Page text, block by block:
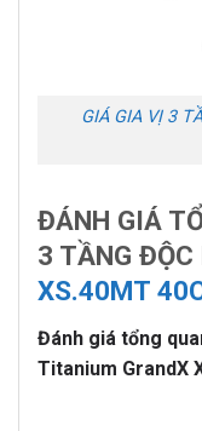
GIÁ GIA VỊ 3
ĐÁNH GIÁ
3 TẦNG
XS.40MT
Đánh giá tổng
Titanium GrandX